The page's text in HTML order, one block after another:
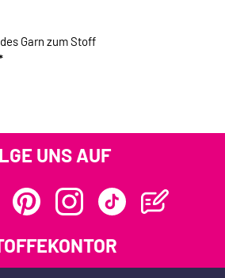
Garn zum Stoff
UNS AUF